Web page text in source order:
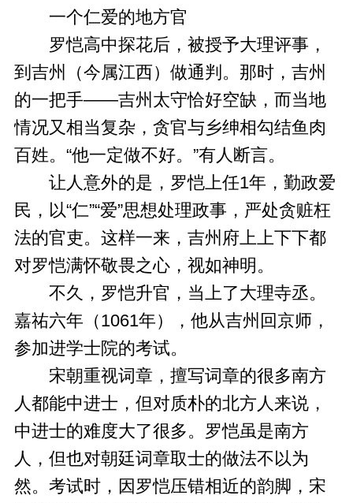
一个仁爱的地方官
罗恺高中探花后，被授予大理评事，
到吉州（今属江西）做通判。那时，吉州
的一把手——吉州太守恰好空缺，而当地
情况又相当复杂，贪官与乡绅相勾结鱼肉
百姓。“他一定做不好。”有人断言。
让人意外的是，罗恺上任1年，勤政爱
民，以“仁”“爱”思想处理政事，严处贪赃枉
法的官吏。这样一来，吉州府上上下下都
对罗恺满怀敬畏之心，视如神明。
不久，罗恺升官，当上了大理寺丞。
嘉祐六年（1061年），他从吉州回京师，
参加进学士院的考试。
宋朝重视词章，擅写词章的很多南方
人都能中进士，但对质朴的北方人来说，
中进士的难度大了很多。罗恺虽是南方
人，但也对朝廷词章取士的做法不以为
然。考试时，因罗恺压错相近的韵脚，宋